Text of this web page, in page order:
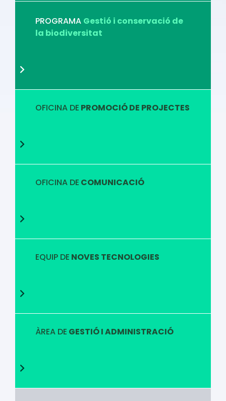
PROGRAMA Gestió i conservació de
la biodiversitat
OFICINA DE PROMOCIÓ DE PROJECTES
OFICINA DE COMUNICACIÓ
EQUIP DE NOVES TECNOLOGIES
ÀREA DE GESTIÓ I ADMINISTRACIÓ